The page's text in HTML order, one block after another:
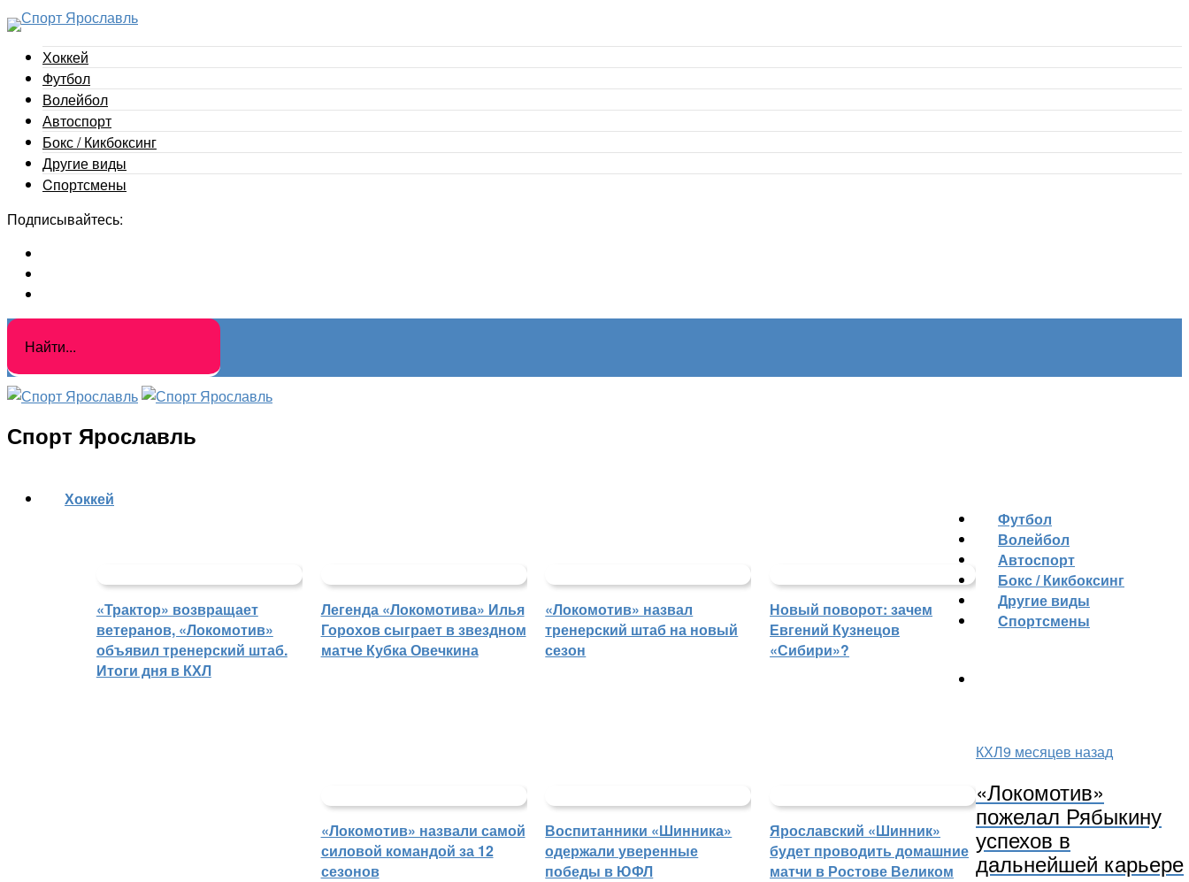
Хоккей
Футбол
Волейбол
Автоспорт
Бокс / Кикбоксинг
Другие виды
Cпортсмены
Подписывайтесь:
Спорт Ярославль
Хоккей
«Трактор» возвращает
ветеранов, «Локомотив»
объявил тренерский штаб.
Итоги дня в КХЛ
Легенда «Локомотива» Илья
Горохов сыграет в звездном
матче Кубка Овечкина
«Локомотив» назвал
тренерский штаб на новый
сезон
Новый поворот: зачем
Евгений Кузнецов
«Сибири»?
«Локомотив» назвали самой
силовой командой за 12
сезонов
Футбол
Воспитанники «Шинника»
одержали уверенные
победы в ЮФЛ
Ярославский «Шинник»
будет проводить домашние
матчи в Ростове Великом
Волейбол
Автоспорт
Бокс / Кикбоксинг
Другие виды
Cпортсмены
КХЛ9 месяцев назад
«Локомотив»
пожелал Рябыкину
успехов в
дальнейшей карьере